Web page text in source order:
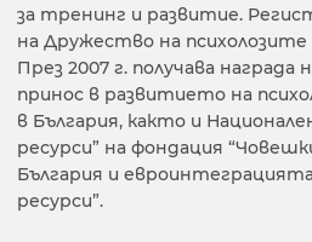
за тренинг и развитие.
на Дружество на психолозите
През 2007 г. получава награда
принос в развитието на
в България, както и
ресурси” на фондация
България и
ресурси”.